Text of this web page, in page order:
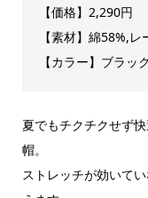
【価格】2,290円
【素材】綿58%,
【カラー】ブラッ
夏でもチクチクせず
帽。
ストレッチが効いて